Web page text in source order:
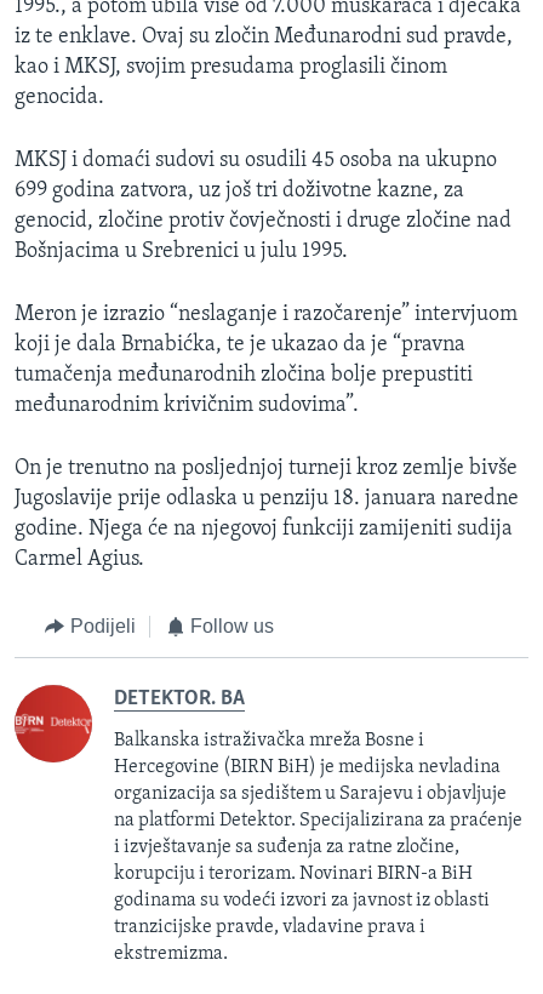
1995., a potom ubila više od 7.000 muškaraca i dječaka
iz te enklave. Ovaj su zločin Međunarodni sud pravde,
kao i MKSJ, svojim presudama proglasili činom
genocida.
MKSJ i domaći sudovi su osudili 45 osoba na ukupno
699 godina zatvora, uz još tri doživotne kazne, za
genocid, zločine protiv čovječnosti i druge zločine nad
Bošnjacima u Srebrenici u julu 1995.
Meron je izrazio “neslaganje i razočarenje” intervjuom
koji je dala Brnabićka, te je ukazao da je “pravna
tumačenja međunarodnih zločina bolje prepustiti
međunarodnim krivičnim sudovima”.
On je trenutno na posljednjoj turneji kroz zemlje bivše
Jugoslavije prije odlaska u penziju 18. januara naredne
godine. Njega će na njegovoj funkciji zamijeniti sudija
Carmel Agius.
Podijeli Follow us
DETEKTOR. BA
Balkanska istraživačka mreža Bosne i
Hercegovine (BIRN BiH) je medijska nevladina
organizacija sa sjedištem u Sarajevu i objavljuje
na platformi Detektor. Specijalizirana za praćenje
i izvještavanje sa suđenja za ratne zločine,
korupciju i terorizam. Novinari BIRN-a BiH
godinama su vodeći izvori za javnost iz oblasti
tranzicijske pravde, vladavine prava i
ekstremizma.